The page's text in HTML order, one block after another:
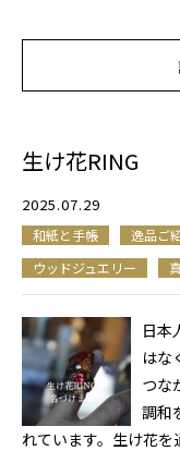
生け花RING
2025.07.29
和紙と手帳 逸品ご
ウッドジュエリー
日本
はな
つな
調和
れています。生け花